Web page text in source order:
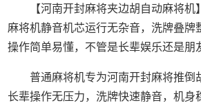
【河南开封麻将夹边胡自动麻将
麻将机静音机芯运行无杂音，洗牌叠牌
操作简单易懂，不管是长辈娱乐还是朋
普通麻将机专为河南开封麻将推倒
长辈操作无压力，洗牌快速静音，机身